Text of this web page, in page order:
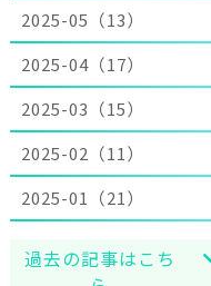
2025-05（13）
2025-04（17）
2025-03（15）
2025-02（11）
2025-01（21）
過去の記事はこち